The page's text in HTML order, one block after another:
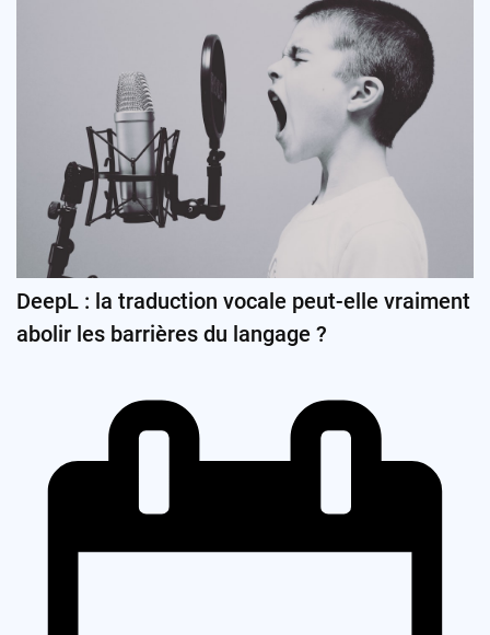
DeepL : la traduction vocale peut-elle vraiment
abolir les barrières du langage ?